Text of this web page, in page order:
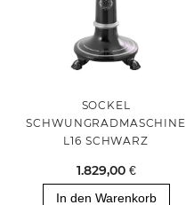
SOCKEL
SCHWUNGRADMASCHINE
L16 SCHWARZ
1.829,00 €
In den Warenkorb